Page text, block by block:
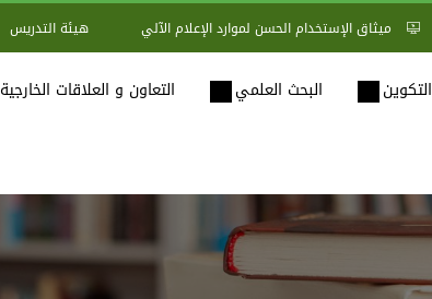
ميثاق الإستخدام الحسن لموارد الإعلام الآلي هيئة التدريس
التكوين البحث العلمي التعاون و العلاقات الخارجية